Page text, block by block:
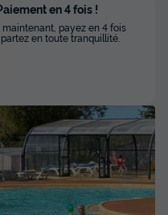
en 4 fois !
maintenant, payez en 4 fois
en toute tranquillité.